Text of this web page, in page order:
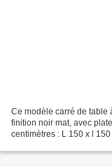
Ce modèle carré de table
finition noir mat, avec
centimètres : L 150 x l